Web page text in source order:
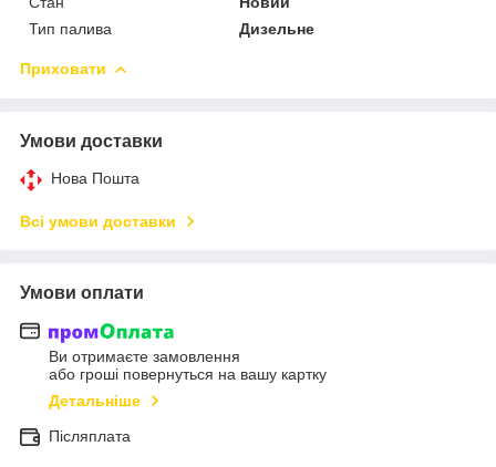
Тип палива
Дизельне
Приховати
Умови доставки
Нова Пошта
Всі умови доставки
Умови оплати
Ви отримаєте замовлення
або гроші повернуться на вашу картку
Детальніше
Післяплата